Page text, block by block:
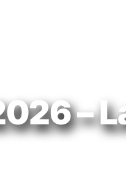
–